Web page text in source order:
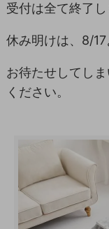
受付は全て終了し
休み明けは、8/17
お待たせしてし
ください。